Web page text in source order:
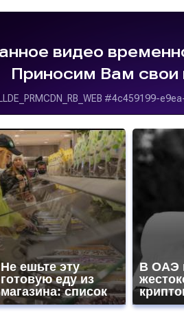
Не ешьте эту
готовую еду из
магазина: список
В ОАЭ